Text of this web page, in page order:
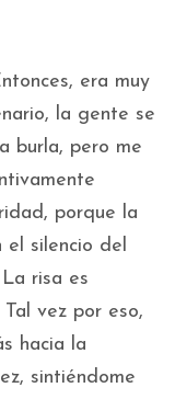
era muy
la gente se
burla, pero me
porque la
el silencio del
risa es
vez por eso,
hacia la
sintiéndome